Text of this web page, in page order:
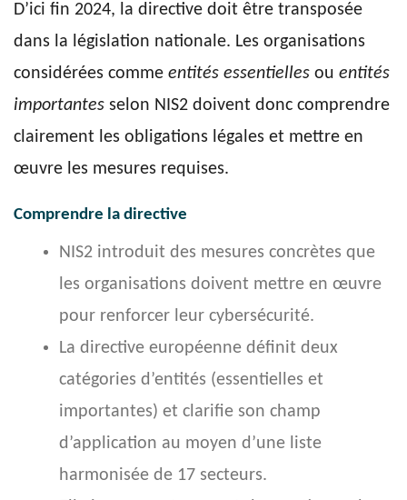
D’ici fin 2024, la directive doit être transposée
dans la législation nationale. Les organisations
considérées comme entités essentielles ou entités
importantes selon NIS2 doivent donc comprendre
clairement les obligations légales et mettre en
œuvre les mesures requises.
Comprendre la directive
NIS2 introduit des mesures concrètes que
les organisations doivent mettre en œuvre
pour renforcer leur cybersécurité.
La directive européenne définit deux
catégories d’entités (essentielles et
importantes) et clarifie son champ
d’application au moyen d’une liste
harmonisée de 17 secteurs.